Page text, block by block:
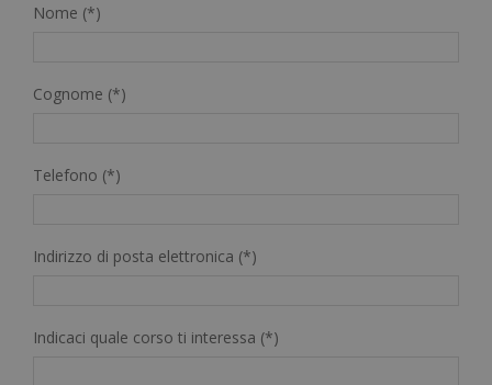
Nome (*)
Cognome (*)
Telefono (*)
Indirizzo di posta elettronica (*)
Indicaci quale corso ti interessa (*)